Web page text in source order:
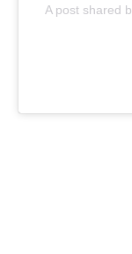
A post shared